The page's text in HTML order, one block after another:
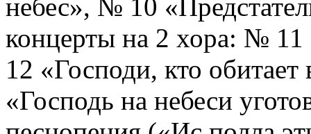
небес», № 10
концерты на 2 хора: №
12 «Господи, кто
«Господь на небеси